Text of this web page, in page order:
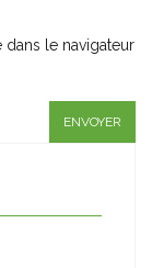
le navigateur